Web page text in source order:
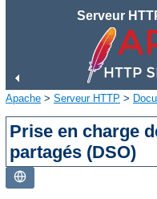
Serveur
Apache > Serveur HTTP >
Prise en charge
partagés (DSO)